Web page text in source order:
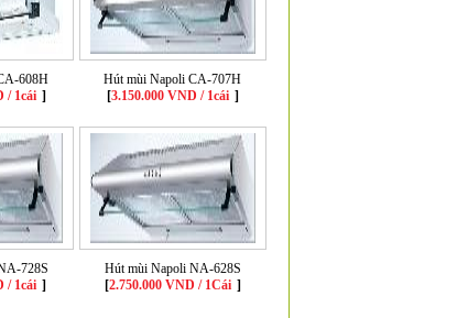
608H
/ 1cái ]
Hút mùi Napoli CA-707H
[3.150.000 VND / 1cái ]
728S
/ 1cái ]
Hút mùi Napoli NA-628S
[2.750.000 VND / 1Cái ]